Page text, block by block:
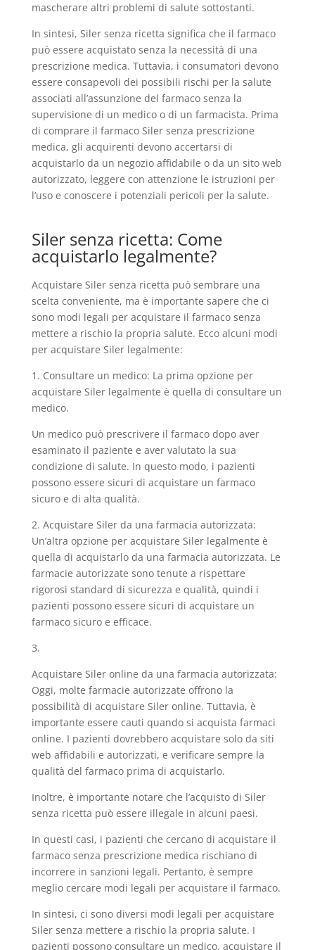
mascherare altri problemi di salute sottostanti.
In sintesi, Siler senza ricetta significa che il farmaco
può essere acquistato senza la necessità di una
prescrizione medica. Tuttavia, i consumatori devono
essere consapevoli dei possibili rischi per la salute
associati all’assunzione del farmaco senza la
supervisione di un medico o di un farmacista. Prima
di comprare il farmaco Siler senza prescrizione
medica, gli acquirenti devono accertarsi di
acquistarlo da un negozio affidabile o da un sito web
autorizzato, leggere con attenzione le istruzioni per
l’uso e conoscere i potenziali pericoli per la salute.
Siler senza ricetta: Come
acquistarlo legalmente?
Acquistare Siler senza ricetta può sembrare una
scelta conveniente, ma è importante sapere che ci
sono modi legali per acquistare il farmaco senza
mettere a rischio la propria salute. Ecco alcuni modi
per acquistare Siler legalmente:
1. Consultare un medico: La prima opzione per
acquistare Siler legalmente è quella di consultare un
medico.
Un medico può prescrivere il farmaco dopo aver
esaminato il paziente e aver valutato la sua
condizione di salute. In questo modo, i pazienti
possono essere sicuri di acquistare un farmaco
sicuro e di alta qualità.
2. Acquistare Siler da una farmacia autorizzata:
Un’altra opzione per acquistare Siler legalmente è
quella di acquistarlo da una farmacia autorizzata. Le
farmacie autorizzate sono tenute a rispettare
rigorosi standard di sicurezza e qualità, quindi i
pazienti possono essere sicuri di acquistare un
farmaco sicuro e efficace.
3.
Acquistare Siler online da una farmacia autorizzata:
Oggi, molte farmacie autorizzate offrono la
possibilità di acquistare Siler online. Tuttavia, è
importante essere cauti quando si acquista farmaci
online. I pazienti dovrebbero acquistare solo da siti
web affidabili e autorizzati, e verificare sempre la
qualità del farmaco prima di acquistarlo.
Inoltre, è importante notare che l’acquisto di Siler
senza ricetta può essere illegale in alcuni paesi.
In questi casi, i pazienti che cercano di acquistare il
farmaco senza prescrizione medica rischiano di
incorrere in sanzioni legali. Pertanto, è sempre
meglio cercare modi legali per acquistare il farmaco.
In sintesi, ci sono diversi modi legali per acquistare
Siler senza mettere a rischio la propria salute. I
pazienti possono consultare un medico, acquistare il